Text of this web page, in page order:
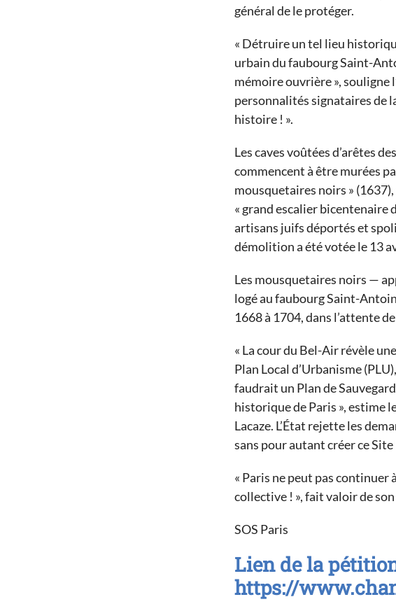
général de le protéger.
« Détruire un tel lieu
urbain du faubourg Saint-
mémoire ouvrière », souligne
personnalités signataires de
histoire ! ».
Les caves voûtées d’arêtes
commencent à être murées
mousquetaires noirs »
« grand escalier bicentenaire
artisans juifs déportés et
démolition a été votée le 13
Les mousquetaires noirs —
logé au faubourg Saint-
1668 à 1704, dans l’attente
« La cour du Bel-Air révèle
Plan Local d’Urbanisme
faudrait un Plan de
historique de Paris », estime
Lacaze. L’État rejette les
sans pour autant créer ce
« Paris ne peut pas
collective ! », fait valoir de
SOS Paris
Lien de la
https://